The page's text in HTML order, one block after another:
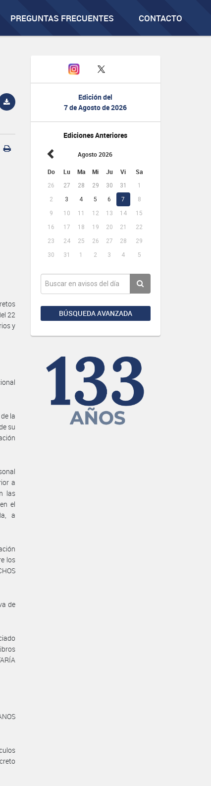
PREGUNTAS FRECUENTES CONTACTO
Edición del
7 de Agosto de 2026
Ediciones Anteriores
Agosto 2026
Do Lu Ma Mi Ju Vi Sa
26 27 28 29 30 31
1
2
3 4 5 6 7
8
9
10 11 12 13 14
15
16
17 18 19 20 21
22
23
24 25 26 27 28
29
30
31 1 2 3 4 5
BÚSQUEDA AVANZADA
22
y
la
su
a
las
el
a
los
de